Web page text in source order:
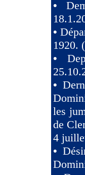
•
•
1920.
•
•
les
de
4
•